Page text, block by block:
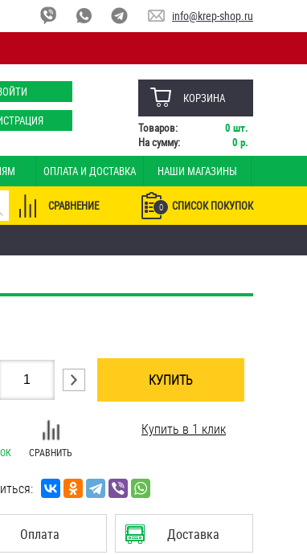
info@krep-shop.ru
КОРЗИНА
Товаров: 0 шт.
На сумму:
0 р.
ОПЛАТА И ДОСТАВКА НАШИ МАГАЗИНЫ
0 СПИСОК ПОКУПОК
СРАВНЕНИЕ
КУПИТЬ
СРАВНИТЬ
Купить в 1 клик
Оплата Доставка